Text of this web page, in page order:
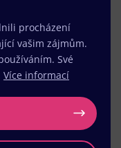
procházení
vašim zájmům.
Své
Více informací